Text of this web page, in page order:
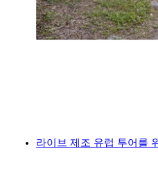
팔로우하기
라이브 제조 유럽 투어를